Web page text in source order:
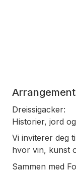
Dreissigacker:
Historier, jord
Vi inviterer deg
hvor vin, kunst
Sammen med